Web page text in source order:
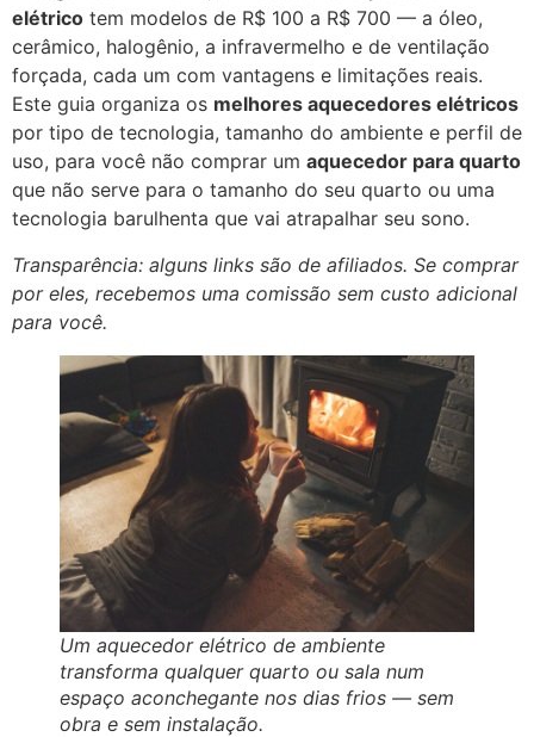
elétrico tem modelos de R$ 100 a R$ 700 — a óleo,
cerâmico, halogênio, a infravermelho e de ventilação
forçada, cada um com vantagens e limitações reais.
Este guia organiza os melhores aquecedores elétricos
por tipo de tecnologia, tamanho do ambiente e perfil de
uso, para você não comprar um aquecedor para quarto
que não serve para o tamanho do seu quarto ou uma
tecnologia barulhenta que vai atrapalhar seu sono.
Transparência: alguns links são de afiliados. Se comprar
por eles, recebemos uma comissão sem custo adicional
para você.
Um aquecedor elétrico de ambiente
transforma qualquer quarto ou sala num
espaço aconchegante nos dias frios — sem
obra e sem instalação.